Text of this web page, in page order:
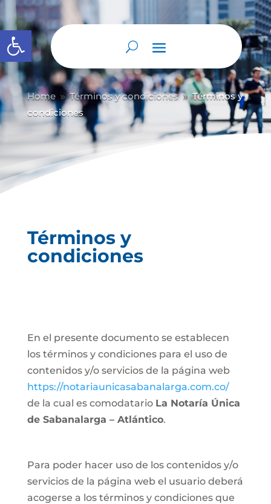
Abrir barra de herramientas
Home 9 Términos y condiciones 9 Términos y
condiciones
Términos y
condiciones
En el presente documento se establecen
los términos y condiciones para el uso de
contenidos y/o servicios de la página web
https://notariaunicasabanalarga.com.co/
de la cual es comodatario La Notaría Única
de Sabanalarga – Atlántico.
Para poder hacer uso de los contenidos y/o
servicios de la página web el usuario deberá
acogerse a los términos y condiciones que